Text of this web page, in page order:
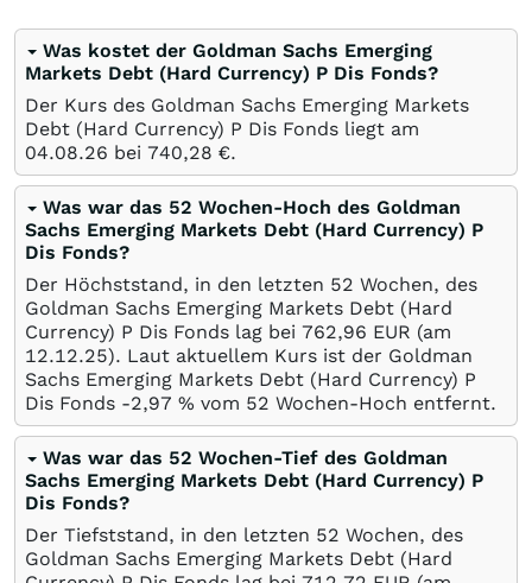
Was kostet der Goldman Sachs Emerging
Markets Debt (Hard Currency) P Dis Fonds?
Der Kurs des Goldman Sachs Emerging Markets
Debt (Hard Currency) P Dis Fonds liegt am
04.08.26 bei 740,28 €.
Was war das 52 Wochen-Hoch des Goldman
Sachs Emerging Markets Debt (Hard Currency) P
Dis Fonds?
Der Höchststand, in den letzten 52 Wochen, des
Goldman Sachs Emerging Markets Debt (Hard
Currency) P Dis Fonds lag bei 762,96 EUR (am
12.12.25). Laut aktuellem Kurs ist der Goldman
Sachs Emerging Markets Debt (Hard Currency) P
Dis Fonds -2,97 % vom 52 Wochen-Hoch entfernt.
Was war das 52 Wochen-Tief des Goldman
Sachs Emerging Markets Debt (Hard Currency) P
Dis Fonds?
Der Tiefststand, in den letzten 52 Wochen, des
Goldman Sachs Emerging Markets Debt (Hard